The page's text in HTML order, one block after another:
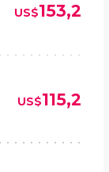
US$153,2
US$115,2